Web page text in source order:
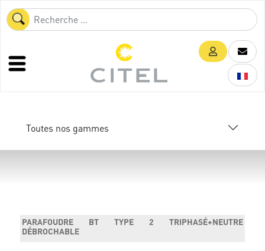
Toutes nos gammes
PARAFOUDRE BT TYPE 2 TRIPHASÉ+NEUTRE
DÉBROCHABLE